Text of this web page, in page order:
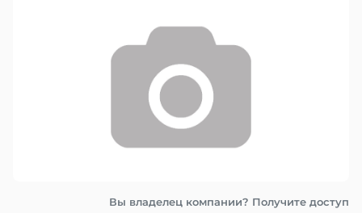
Вы владелец компании? Получите доступ